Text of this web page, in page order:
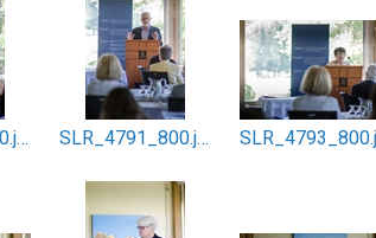
SLR_4784_800.jpg SLR_4791_800.jpg